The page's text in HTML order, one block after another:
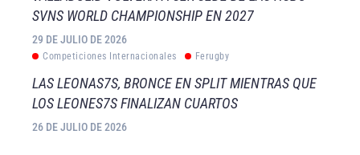
SVNS WORLD CHAMPIONSHIP EN 2027
29 DE JULIO DE 2026
Competiciones Internacionales Ferugby
LAS LEONAS7S, BRONCE EN SPLIT MIENTRAS QUE
LOS LEONES7S FINALIZAN CUARTOS
26 DE JULIO DE 2026